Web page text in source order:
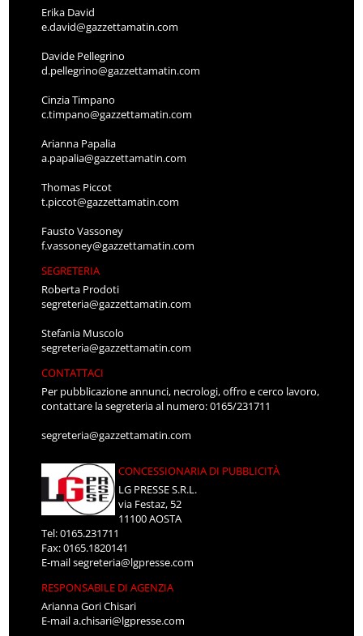
Erika David
e.david@gazzettamatin.com
Davide Pellegrino
d.pellegrino@gazzettamatin.com
Cinzia Timpano
c.timpano@gazzettamatin.com
Arianna Papalia
a.papalia@gazzettamatin.com
Thomas Piccot
t.piccot@gazzettamatin.com
Fausto Vassoney
f.vassoney@gazzettamatin.com
SEGRETERIA
Roberta Prodoti
segreteria@gazzettamatin.com
Stefania Muscolo
segreteria@gazzettamatin.com
CONTATTACI
Per pubblicazione annunci, necrologi, offro e cerco lavoro,
contattare la segreteria al numero: 0165/231711
segreteria@gazzettamatin.com
CONCESSIONARIA DI PUBBLICITÀ
LG PRESSE S.R.L.
via Festaz, 52
11100 AOSTA
Tel: 0165.231711
Fax: 0165.1820141
E-mailsegreteria@lgpresse.com
RESPONSABILE DI AGENZIA
Arianna Gori Chisari
E-maila.chisari@lgpresse.com